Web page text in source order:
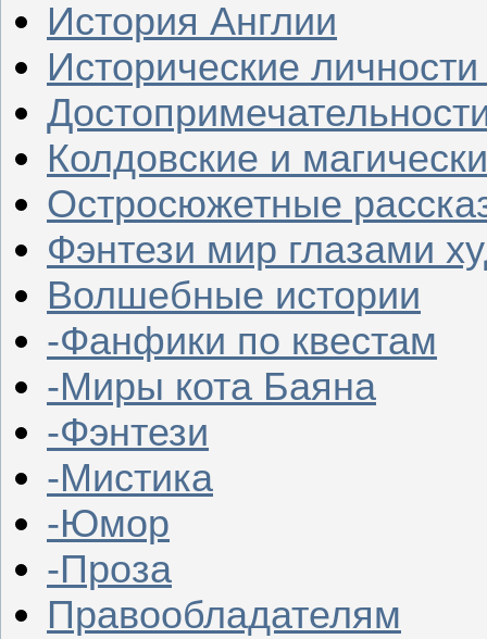
История Англии
Исторические
Колдовские и
Остросюжетные
Фэнтези мир глазами
Волшебные истории
-Фанфики по квестам
-Миры кота Баяна
-Фэнтези
-Мистика
-Юмор
-Проза
Правообладателям